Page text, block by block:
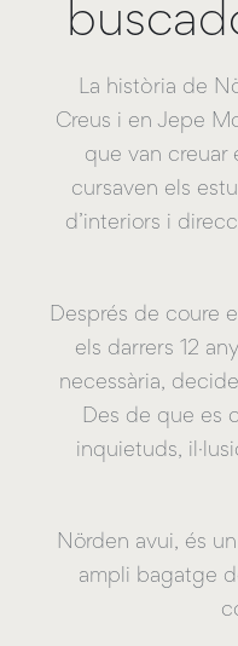
La història de
Creus i en Jepe
que van creuar
cursaven els
d’interiors i
Després de coure
els darrers 12
necessària,
Des de que es
inquietuds,
Nörden avui, és
ampli bagatge